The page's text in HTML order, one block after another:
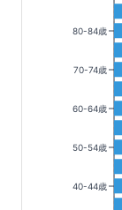
80-84歳
70-74歳
60-64歳
50-54歳
40-44歳